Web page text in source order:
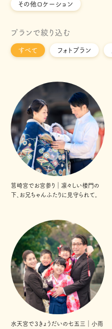
その他ロケーション
プランで絞り込む
すべて フォトプラン
筥崎宮でお宮参り｜凛々しい楼門の
下、お兄ちゃんふたりに見守られて。
水天宮で３きょうだいの七五三｜小雨